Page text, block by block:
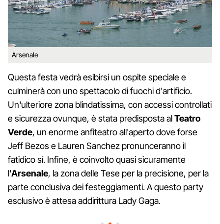
Arsenale
Questa festa vedrà esibirsi un ospite speciale e
culminerà con uno spettacolo di fuochi d'artificio.
Un'ulteriore zona blindatissima, con accessi controllati
e sicurezza ovunque, è stata predisposta alTeatro
Verde, un enorme anfiteatro all'aperto dove forse
Jeff Bezos e Lauren Sanchez pronunceranno il
fatidico sì. Infine, è coinvolto quasi sicuramente
l'Arsenale, la zona delle Tese per la precisione, per la
parte conclusiva dei festeggiamenti. A questo party
esclusivo è attesa addirittura Lady Gaga.